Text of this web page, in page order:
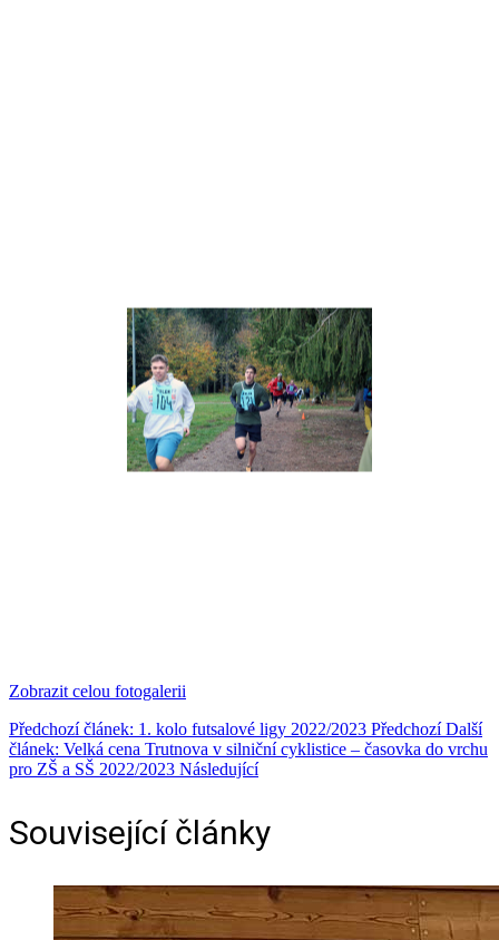
Zobrazit celou fotogalerii
Předchozí článek: 1. kolo futsalové ligy 2022/2023 Předchozí Další
článek: Velká cena Trutnova v silniční cyklistice – časovka do vrchu
pro ZŠ a SŠ 2022/2023 Následující
Související články